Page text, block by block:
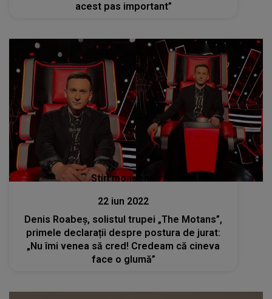
acest pas important”
Stiri mondene
22 iun 2022
Denis Roabeș, solistul trupei „The Motans”,
primele declarații despre postura de jurat:
„Nu îmi venea să cred! Credeam că cineva
face o glumă”